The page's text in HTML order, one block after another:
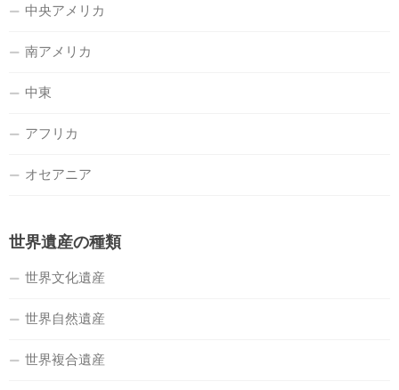
中央アメリカ
南アメリカ
中東
アフリカ
オセアニア
世界遺産の種類
世界文化遺産
世界自然遺産
世界複合遺産